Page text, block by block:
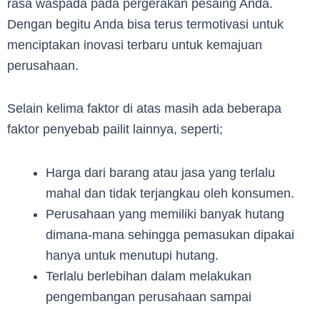
rasa waspada pada pergerakan pesaing Anda.
Dengan begitu Anda bisa terus termotivasi untuk
menciptakan inovasi terbaru untuk kemajuan
perusahaan.
Selain kelima faktor di atas masih ada beberapa
faktor penyebab pailit lainnya, seperti;
Harga dari barang atau jasa yang terlalu
mahal dan tidak terjangkau oleh konsumen.
Perusahaan yang memiliki banyak hutang
dimana-mana sehingga pemasukan dipakai
hanya untuk menutupi hutang.
Terlalu berlebihan dalam melakukan
pengembangan perusahaan sampai